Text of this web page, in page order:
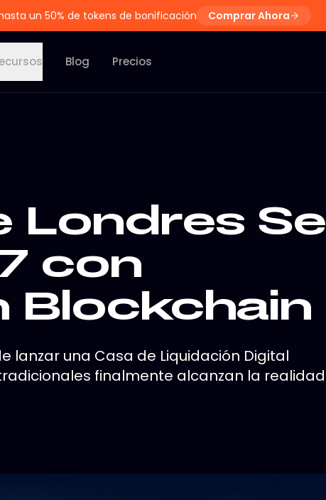
un 50% de tokens de bonificación Comprar Ahora
Blog Precios
Londres Se
con
Blockchain
lanzar una Casa de Liquidación Digital
finalmente alcanzan la realidad